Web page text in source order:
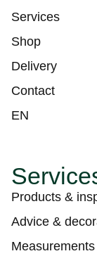
Services
Shop
Delivery
Contact
EN
Products &
Advice &